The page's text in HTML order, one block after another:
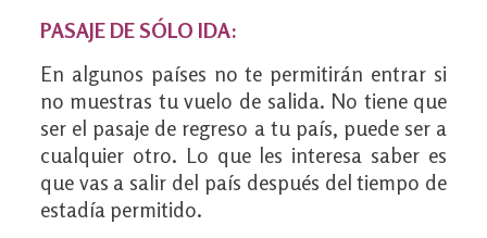
PASAJE DE SÓLO IDA:
En algunos países no te permitirán entrar si
no muestras tu vuelo de salida. No tiene que
ser el pasaje de regreso a tu país, puede ser a
cualquier otro. Lo que les interesa saber es
que vas a salir del país después del tiempo de
estadía permitido.